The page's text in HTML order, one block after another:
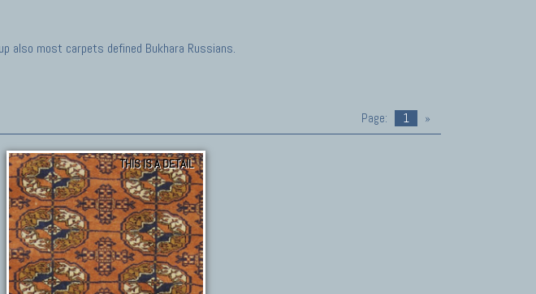
also most carpets defined Bukhara Russians.
Page: 1 »
THIS IS A DETAIL